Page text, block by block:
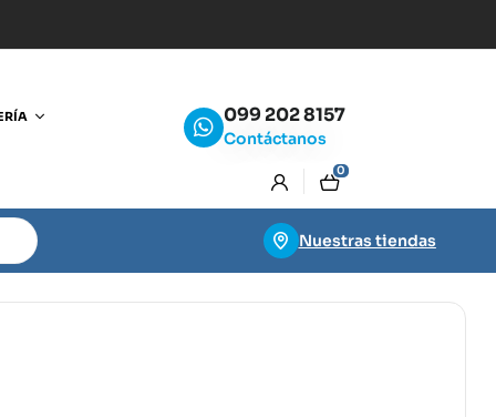
099 202 8157
Contáctanos
0
Nuestras tiendas